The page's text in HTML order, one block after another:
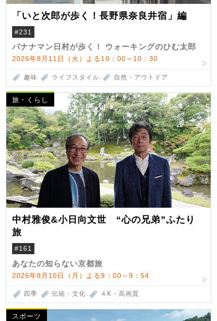
「いと次郎が歩く！長野県奈良井宿」編
#231
バナナマン日村が歩く！ ウォーキングのひむ太郎
2026年8月11日（火）よる10：00～10：30
趣味 ライフスタイル 自然・アウトドア
旅・くらし
中村雅俊&小日向文世 “心の兄弟”ふたり
旅
#161
あなたの知らない京都旅
2026年8月10日（月）よる9：00～9：54
四季 伝統・文化 ４K・高画質
スポーツ